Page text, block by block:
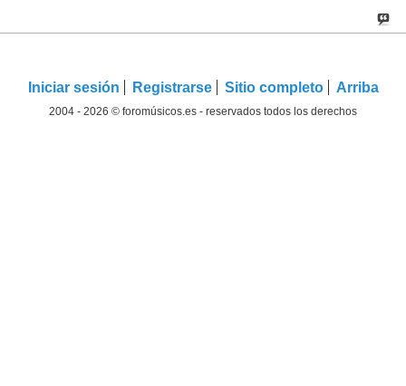
Iniciar sesión Registrarse Sitio completo Arriba
2004 - 2026 © foromúsicos.es - reservados todos los derechos